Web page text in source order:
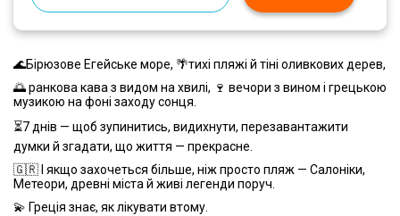
🌊Бірюзове Егейське море, 🌴тихі пляжі й тіні оливкових дерев,
🌅 ранкова кава з видом на хвилі, 🍷 вечори з вином і грецькою
музикою на фоні заходу сонця.
⏳7 днів — щоб зупинитись, видихнути, перезавантажити
думки й згадати, що життя — прекрасне.
🇬🇷 І якщо захочеться більше, ніж просто пляж — Салоніки,
Метеори, древні міста й живі легенди поруч.
💫 Греція знає, як лікувати втому.